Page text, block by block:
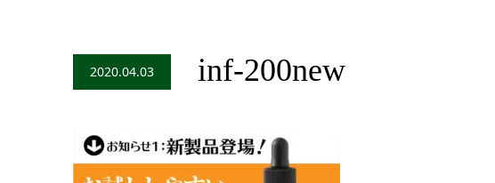
2020.04.03 inf-200new